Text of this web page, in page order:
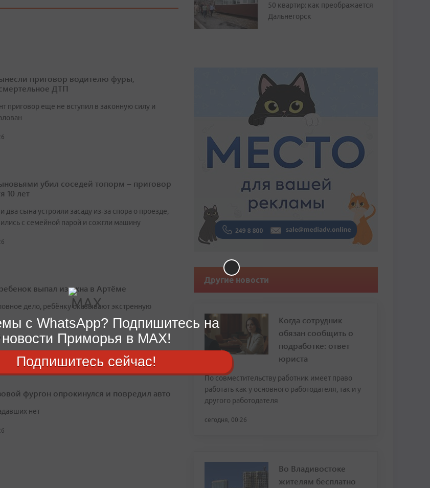
приговор водителю фуры,
ДТП
приговор еще не вступил в законную силу и
убил соседей топорм – приговор
10 лет
два сына устроили засаду из‑за спора о проезде,
с семейной парой и сожгли машину
выпал из окна в Артёме
дело, ребёнку оказывают экстренную
фургон опрокинулся и повредил авто
нет
50 квартир: как преображается
Дальнегорск
Другие новости
Когда сотрудник
обязан сообщить о
подработке: ответ
юриста
По совместительству работник имеет право
работать как у основного работодателя, так и у
другого работодателя
сегодня, 00:26
Во Владивостоке
жителям бесплатно
с WhatsApp? Подпишитесь на
новости Приморья в MAX!
Подпишитесь сейчас!